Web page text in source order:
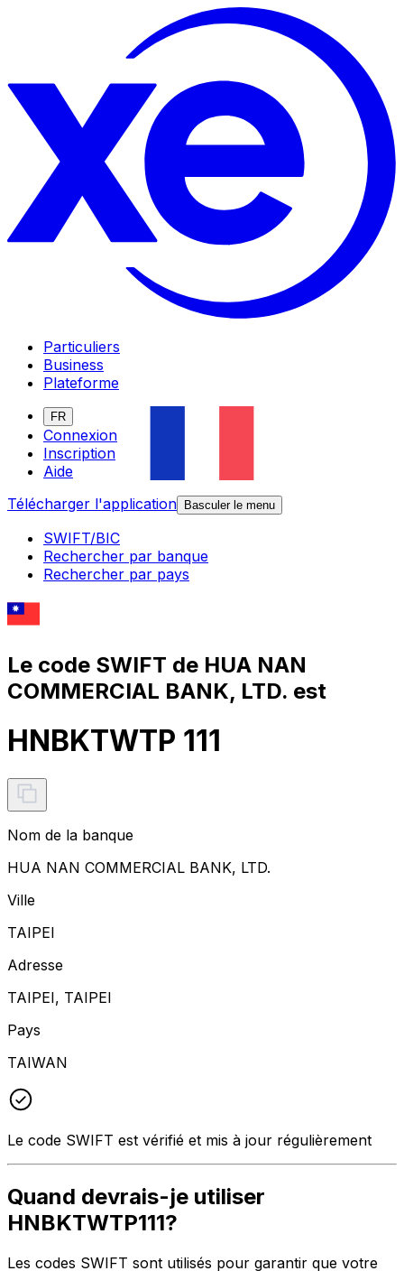
Particuliers
Business
Plateforme
FR
Connexion
Inscription
Aide
Télécharger l'application
Basculer le menu
SWIFT/BIC
Rechercher par banque
Rechercher par pays
Le code SWIFT de HUA NAN
COMMERCIAL BANK, LTD. est
HNBKTWTP 111
Nom de la banque
HUA NAN COMMERCIAL BANK, LTD.
Ville
TAIPEI
Adresse
TAIPEI, TAIPEI
Pays
TAIWAN
Le code SWIFT est vérifié et mis à jour régulièrement
Quand devrais-je utiliser
HNBKTWTP111?
Les codes SWIFT sont utilisés pour garantir que votre